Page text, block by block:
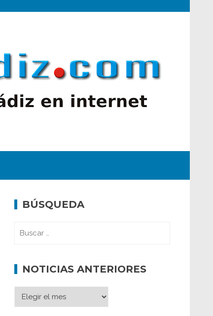
BÚSQUEDA
NOTICIAS ANTERIORES